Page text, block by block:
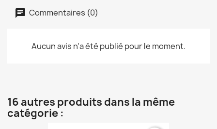
Commentaires (0)
Aucun avis n'a été publié pour le moment.
16 autres produits dans la même
catégorie :